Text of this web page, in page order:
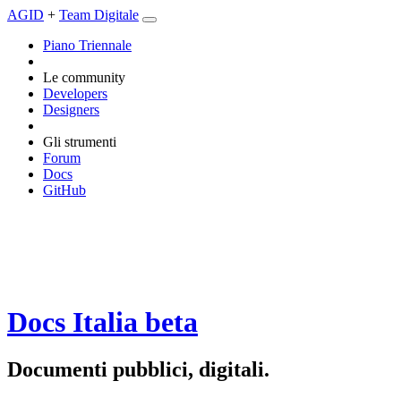
AGID + Team Digitale
Piano Triennale
Le community
Developers
Designers
Gli strumenti
Forum
Docs
GitHub
Docs Italia beta
Documenti pubblici, digitali.